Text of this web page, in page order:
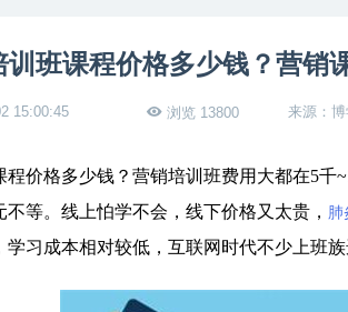
训班课程价格多少钱？营销
15:00:45 浏览 13800 来源：博
格多少钱？营销培训班费用大都在5千
等。线上怕学不会，线下价格又太贵， 肺
习成本相对较低，互联网时代不少上班族